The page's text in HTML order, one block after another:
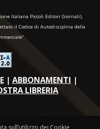
Italiana Piccoli Editori Giornali),
il Codice di Autodisciplina della
| ABBONAMENTI |
LIBRERIA